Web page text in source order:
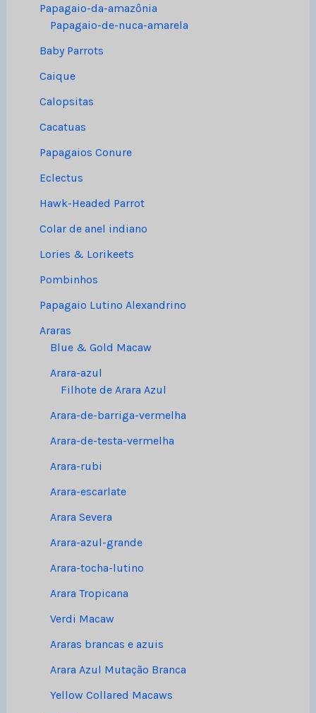
Papagaio-da-amazônia
Papagaio-de-nuca-amarela
Baby Parrots
Caique
Calopsitas
Cacatuas
Papagaios Conure
Eclectus
Hawk-Headed Parrot
Colar de anel indiano
Lories & Lorikeets
Pombinhos
Papagaio Lutino Alexandrino
Araras
Blue & Gold Macaw
Arara-azul
Filhote de Arara Azul
Arara-de-barriga-vermelha
Arara-de-testa-vermelha
Arara-rubi
Arara-escarlate
Arara Severa
Arara-azul-grande
Arara-tocha-lutino
Arara Tropicana
Verdi Macaw
Araras brancas e azuis
Arara Azul Mutação Branca
Yellow Collared Macaws